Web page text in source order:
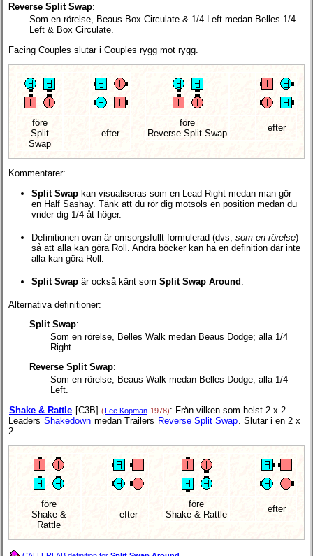
Reverse Split Swap:
Som en rörelse, Beaus Box Circulate & 1/4 Left medan Belles 1/4
Left & Box Circulate.
Facing Couples slutar i Couples rygg mot rygg.
före
Split
Swap
efter
före
Reverse Split Swap
efter
Kommentarer:
Split Swap kan visualiseras som en Lead Right medan man gör
en Half Sashay. Tänk att du rör dig motsols en position medan du
vrider dig 1/4 åt höger.
Definitionen ovan är omsorgsfullt formulerad (dvs, som en rörelse)
så att alla kan göra Roll. Andra böcker kan ha en definition där inte
alla kan göra Roll.
Split Swap är också känt som Split Swap Around
Alternativa definitioner:
Split Swap:
Som en rörelse, Belles Walk medan Beaus Dodge; alla 1/4
Right.
Reverse Split Swap:
Som en rörelse, Beaus Walk medan Belles Dodge; alla 1/4
Left.
Shake & Rattle [C3B] (Lee Kopman 1978): Från vilken som helst 2 x 2.
Leaders Shakedown medan Trailers Reverse Split Swap . Slutar i en 2 x
2.
före
Shake &
Rattle
efter
före
Shake & Rattle
efter